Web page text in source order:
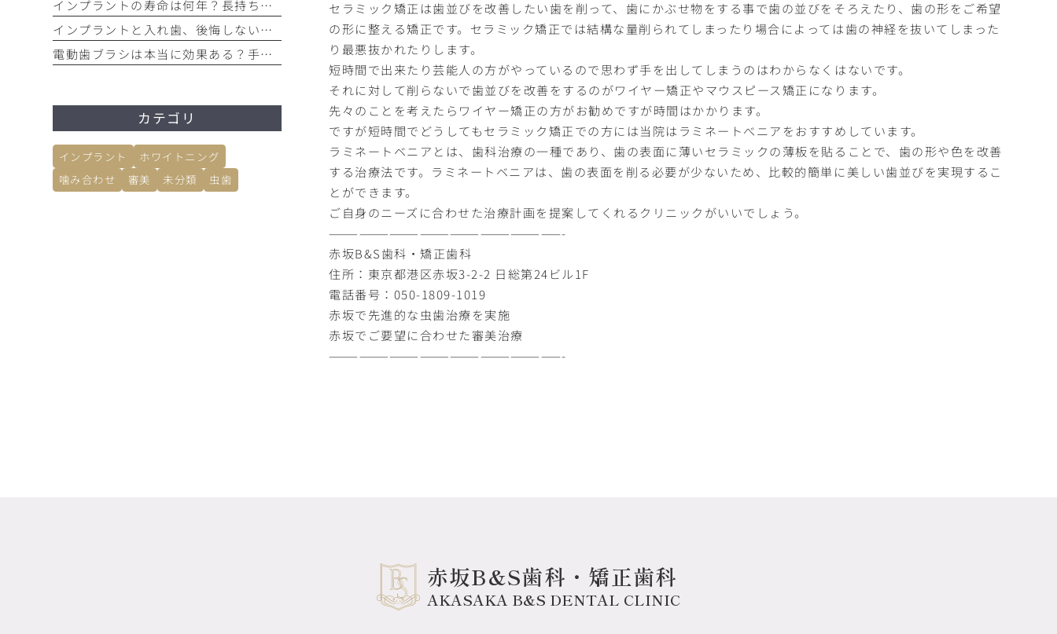
セラミック矯正は歯並びを改善したい歯を削って、歯にかぶせ物をする事で歯の並びをそろえたり、歯の形をご希望
の形に整える矯正です。セラミック矯正では結構な量削られてしまったり場合によっては歯の神経を抜いてしまった
り最悪抜かれたりします。
短時間で出来たり芸能人の方がやっているので思わず手を出してしまうのはわからなくはないです。
それに対して削らないで歯並びを改善をするのがワイヤー矯正やマウスピース矯正になります。
先々のことを考えたらワイヤー矯正の方がお勧めですが時間はかかります。
ですが短時間でどうしてもセラミック矯正での方には当院はラミネートべニアをおすすめしています。
ラミネートベニアとは、歯科治療の一種であり、歯の表面に薄いセラミックの薄板を貼ることで、歯の形や色を改善
する治療法です。ラミネートベニアは、歯の表面を削る必要が少ないため、比較的簡単に美しい歯並びを実現するこ
とができます。
ご自身のニーズに合わせた治療計画を提案してくれるクリニックがいいでしょう。
———————————————————————-
赤坂B&S歯科・矯正歯科
住所：東京都港区赤坂3-2-2 日総第24ビル1F
電話番号：050-1809-1019
赤坂で先進的な虫歯治療を実施
赤坂でご要望に合わせた審美治療
———————————————————————-
インプラントの寿命は何年？長持ちさせるメンテナンスの重要性を解説
インプラントと入れ歯、後悔しない選び方｜メリット・デメリット徹底比較
電動歯ブラシは本当に効果ある？手磨きとの違いを歯垢除去率で比較
カテゴリ
インプラント
ホワイトニング
噛み合わせ
審美 未分類 虫歯
赤坂B&S歯科・矯正歯科
AKASAKA B&S DENTAL CLINIC